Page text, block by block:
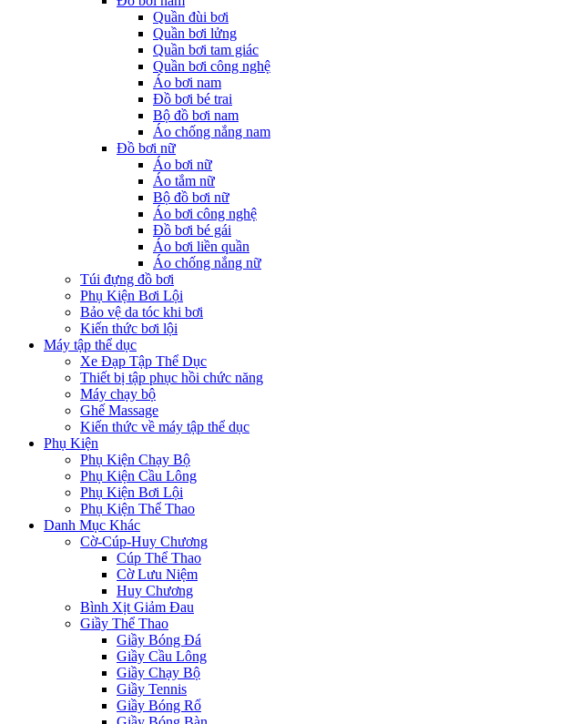
Quần đùi bơi
Quần bơi lửng
Quần bơi tam giác
Quần bơi công nghệ
Áo bơi nam
Đồ bơi bé trai
Bộ đồ bơi nam
Áo chống nắng nam
Đồ bơi nữ
Áo bơi nữ
Áo tắm nữ
Bộ đồ bơi nữ
Áo bơi công nghệ
Đồ bơi bé gái
Áo bơi liền quần
Áo chống nắng nữ
Túi đựng đồ bơi
Phụ Kiện Bơi Lội
Bảo vệ da tóc khi bơi
Kiến thức bơi lội
Máy tập thể dục
Xe Đạp Tập Thể Dục
Thiết bị tập phục hồi chức năng
Máy chạy bộ
Ghế Massage
Kiến thức về máy tập thể dục
Phụ Kiện
Phụ Kiện Chạy Bộ
Phụ Kiện Cầu Lông
Phụ Kiện Bơi Lội
Phụ Kiện Thể Thao
Danh Mục Khác
Cờ-Cúp-Huy Chương
Cúp Thể Thao
Cờ Lưu Niệm
Huy Chương
Bình Xịt Giảm Đau
Giầy Thể Thao
Giầy Bóng Đá
Giầy Cầu Lông
Giầy Chạy Bộ
Giầy Tennis
Giầy Bóng Rổ